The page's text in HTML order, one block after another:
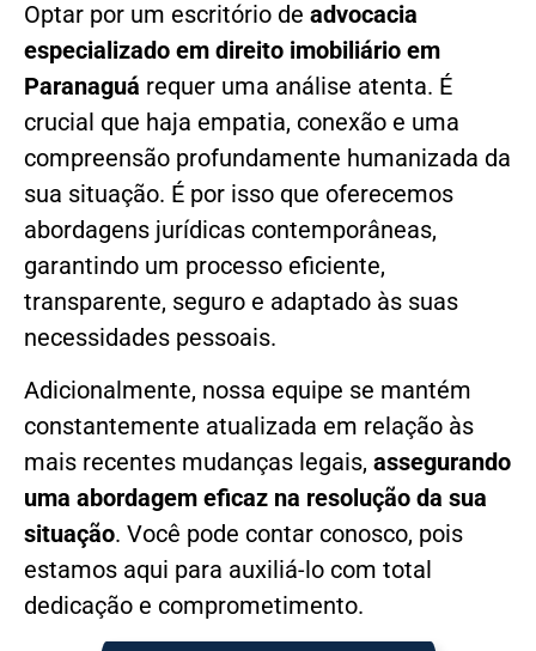
Optar por um escritório de advocacia
especializado em direito imobiliário em
Paranaguá requer uma análise atenta. É
crucial que haja empatia, conexão e uma
compreensão profundamente humanizada da
sua situação. É por isso que oferecemos
abordagens jurídicas contemporâneas,
garantindo um processo eficiente,
transparente, seguro e adaptado às suas
necessidades pessoais.
Adicionalmente, nossa equipe se mantém
constantemente atualizada em relação às
mais recentes mudanças legais, assegurando
uma abordagem eficaz na resolução da sua
situação. Você pode contar conosco, pois
estamos aqui para auxiliá-lo com total
dedicação e comprometimento.